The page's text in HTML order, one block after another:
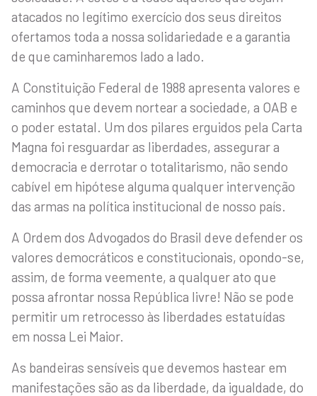
atacados no legítimo exercício dos seus direitos
ofertamos toda a nossa solidariedade e a garantia
de que caminharemos lado a lado.
A Constituição Federal de 1988 apresenta valores e
caminhos que devem nortear a sociedade, a OAB e
o poder estatal. Um dos pilares erguidos pela Carta
Magna foi resguardar as liberdades, assegurar a
democracia e derrotar o totalitarismo, não sendo
cabível em hipótese alguma qualquer intervenção
das armas na política institucional de nosso país.
A Ordem dos Advogados do Brasil deve defender os
valores democráticos e constitucionais, opondo-se,
assim, de forma veemente, a qualquer ato que
possa afrontar nossa República livre! Não se pode
permitir um retrocesso às liberdades estatuídas
em nossa Lei Maior.
As bandeiras sensíveis que devemos hastear em
manifestações são as da liberdade, da igualdade, do